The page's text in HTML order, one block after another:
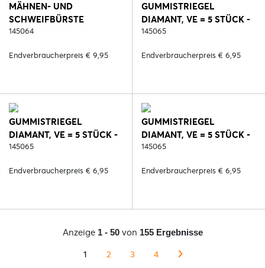
MÄHNEN- UND
SCHWEIFBÜRSTE
DIAMANT, VE = 5 STÜCK -
145064
Endverbraucherpreis € 9,95
GUMMISTRIEGEL
DIAMANT, VE = 5 STÜCK -
287. SCHWARZ/ROSE
145065
Endverbraucherpreis € 6,95
GUMMISTRIEGEL
DIAMANT, VE = 5 STÜCK -
417. DEEP RUBY
145065
Endverbraucherpreis € 6,95
GUMMISTRIEGEL
DIAMANT, VE = 5 STÜCK -
450. BLUE REEF
145065
Endverbraucherpreis € 6,95
Anzeige 1 - 50von 155 Ergebnisse
1 2 3 4